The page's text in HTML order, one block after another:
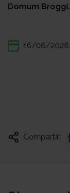
Domum
16/06/2026
Compartir: